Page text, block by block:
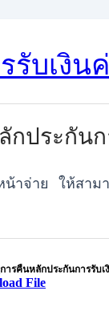
รับเงิน
กประกัน
าจ่าย ให้สาม
การคืนหลักประกันการรับ
File